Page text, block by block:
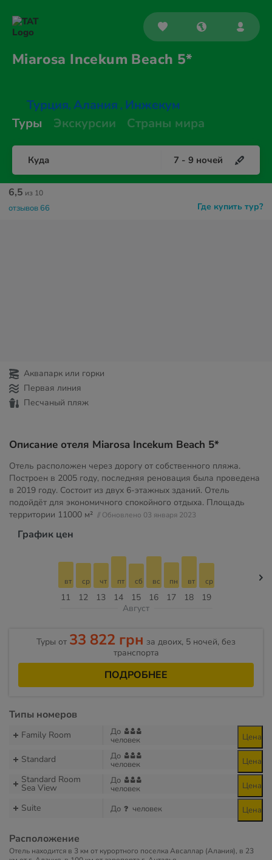
Miarosa Incekum Beach 5*
Турция, Алания , Инжекум
Туры
Экскурсии Страны мира
Куда 7 - 9 ночей
Где купить тур?
6,5 из 10
отзывов 66
Аквапарк или горки
Первая линия
Песчаный пляж
Описание отеля Miarosa Incekum Beach 5*
Отель расположен через дорогу от собственного пляжа.
Построен в 2005 году, последняя реновация была проведена
в 2019 году. Состоит из двух 6-этажных зданий. Отель
подойдёт для экономичного спокойного отдыха. Площадь
территории 11000 м² // Обновлено 03 января 2023
График цен
11
вт
12
ср
13
чт
14
пт
15
сб
16
вс
17
пн
18
вт
19
ср
Август
Туры от 33 822 грн за двоих, 5 ночей, без
транспорта
ПОДРОБНЕЕ
Типы номеров
Family Room До
человек Цена
Standard До
человек Цена
Standard Room
Sea View
До
человек Цена
Suite До человек Цена
Расположение
Отель находится в 3 км от курортного поселка Авсаллар (Алания), в 23